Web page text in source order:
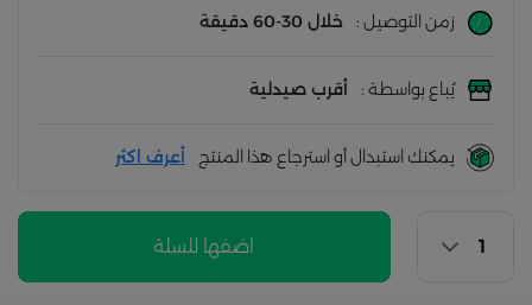
زمن التوصيل : خلال 30-60 دقيقة
يُباع بواسطة : أقرب صيدلية
يمكنك استبدال أو استرجاع هذا المنتج أعرف اكثر
اضفها للسلة